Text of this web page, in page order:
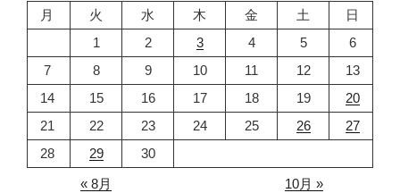
月
火 水 木 金 土
日
1
2 3 4 5
6
7
8 9 10 11 12
13
14
15 16 17 18 19
20
21
22 23 24 25 26
27
28
29
30
« 8月
10月 »